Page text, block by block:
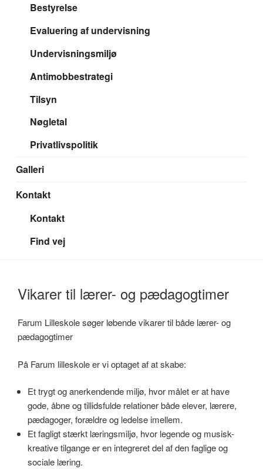
Bestyrelse
Evaluering af undervisning
Undervisningsmiljø
Antimobbestrategi
Tilsyn
Nøgletal
Privatlivspolitik
Galleri
Kontakt
Kontakt
Find vej
Vikarer til lærer- og pædagogtimer
Farum Lilleskole søger løbende vikarer til både lærer- og
pædagogtimer
På Farum lilleskole er vi optaget af at skabe:
Et trygt og anerkendende miljø, hvor målet er at have
gode, åbne og tillidsfulde relationer både elever, lærere,
pædagoger, forældre og ledelse imellem.
Et fagligt stærkt læringsmiljø, hvor legende og musisk-
kreative tilgange er en integreret del af den faglige og
sociale læring.